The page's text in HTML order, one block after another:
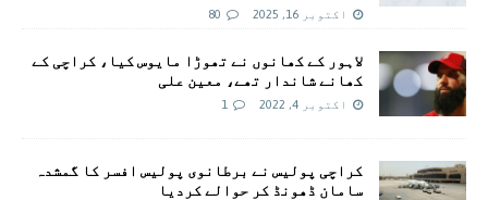
اکتوبر 16, 2025 80
لاہور کے کھانوں نے تھوڑا مایوس کیا، کراچی کے
کھانے شاندار تھے، معین علی
اکتوبر 4, 2022 1
کراچی پولیس نے برطانوی پولیس افسر کا گمشدہ
سامان ڈھونڈ کر حوالے کردیا